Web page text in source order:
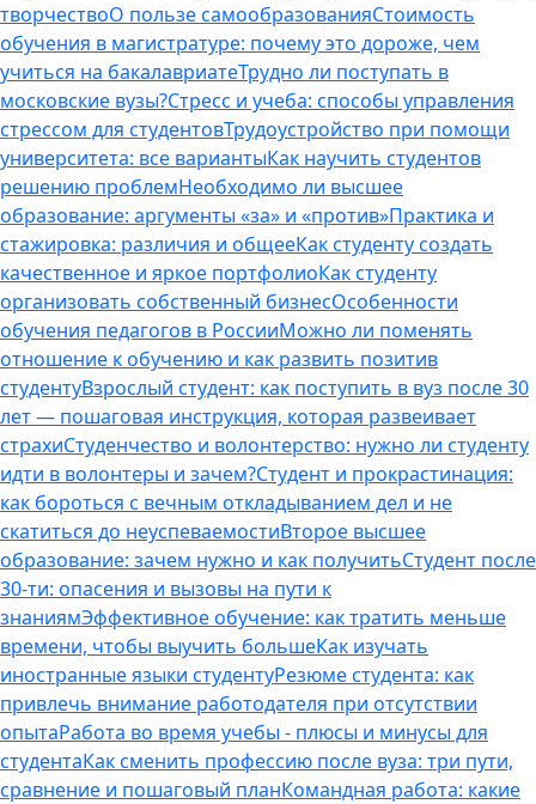
творчествоО пользе самообразованияСтоимость
обучения в магистратуре: почему это дороже, чем
учиться на бакалавриатеТрудно ли поступать в
московские вузы?Стресс и учеба: способы управления
стрессом для студентовТрудоустройство при помощи
университета: все вариантыКак научить студентов
решению проблемНеобходимо ли высшее
образование: аргументы «за» и «против»Практика и
стажировка: различия и общееКак студенту создать
качественное и яркое портфолиоКак студенту
организовать собственный бизнесОсобенности
обучения педагогов в РоссииМожно ли поменять
отношение к обучению и как развить позитив
студентуВзрослый студент: как поступить в вуз после 30
лет — пошаговая инструкция, которая развеивает
страхиСтуденчество и волонтерство: нужно ли cтуденту
идти в волонтеры и зачем?Студент и прокрастинация:
как бороться с вечным откладыванием дел и не
скатиться до неуспеваемостиВторое высшее
образование: зачем нужно и как получитьСтудент после
30-ти: опасения и вызовы на пути к
знаниямЭффективное обучение: как тратить меньше
времени, чтобы выучить большеКак изучать
иностранные языки студентуРезюме студента: как
привлечь внимание работодателя при отсутствии
опытаРабота во время учебы - плюсы и минусы для
студентаКак сменить профессию после вуза: три пути,
сравнение и пошаговый планКомандная работа: какие